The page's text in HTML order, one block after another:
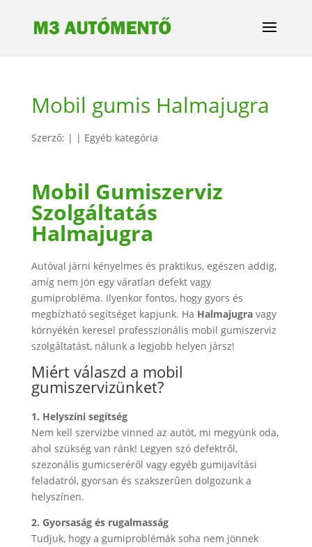
Mobil gumis Halmajugra
Szerző: | | Egyéb kategória
Mobil Gumiszerviz
Szolgáltatás
Halmajugra
Autóval járni kényelmes és praktikus, egészen addig,
amíg nem jön egy váratlan defekt vagy
gumiprobléma. Ilyenkor fontos, hogy gyors és
megbízható segítséget kapjunk. Ha Halmajugravagy
környékén keresel professzionális mobil gumiszerviz
szolgáltatást, nálunk a legjobb helyen jársz!
Miért válaszd a mobil
gumiszervizünket?
1. Helyszíni segítség
Nem kell szervizbe vinned az autót, mi megyünk oda,
ahol szükség van ránk! Legyen szó defektről,
szezonális gumicseréről vagy egyéb gumijavítási
feladatról, gyorsan és szakszerűen dolgozunk a
helyszínen.
2. Gyorsaság és rugalmasság
Tudjuk, hogy a gumiproblémák soha nem jönnek